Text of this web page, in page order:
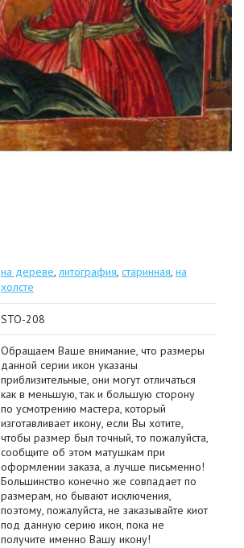
на дереве, литография, старинная, на
холсте
STO-208
Обращаем Ваше внимание, что размеры
данной серии икон указаны
приблизительные, они могут отличаться
как в меньшую, так и большую сторону
по усмотрению мастера, который
изготавливает икону, если Вы хотите,
чтобы размер был точный, то пожалуйста,
сообщите об этом матушкам при
оформлении заказа, а лучше письменно!
Большинство конечно же совпадает по
размерам, но бывают исключения,
поэтому, пожалуйста, не заказывайте киот
под данную серию икон, пока не
получите именно Вашу икону!